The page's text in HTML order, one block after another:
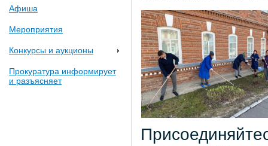
Афиша
Мероприятия
Конкурсы и аукционы
Прокуратура информирует
и разъясняет